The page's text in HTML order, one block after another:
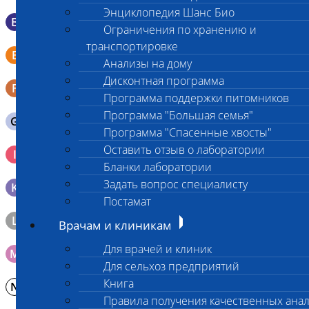
Энциклопедия Шанс Био
Ограничения по хранению и
транспортировке
Анализы на дому
Дисконтная программа
Программа поддержки питомников
Программа "Большая семья"
Программа "Спасенные хвосты"
Оставить отзыв о лаборатории
Бланки лаборатории
Задать вопрос специалисту
Постамат
Врачам и клиникам
Для врачей и клиник
Для сельхоз предприятий
Книга
Правила получения качественных
B Мазок в пробирку со средой Эймса (Стюарта)
E
Смывы со слизистых в пробирку Эппендорфа (с
физраствором 0.5 мл)
F Кал в контейнере с ложечкой
G Содержимое желудка 10-30 мл
I
Кровь 2-3 мл. на фильтр-бумаге, высушенная для
генетических исследований
K Образец тканей в контейнере с 10% раствором формалина
L Материал берется только в лаборатории!
M Мазок на стекло
N Молоко в контейнере 10-30 мл